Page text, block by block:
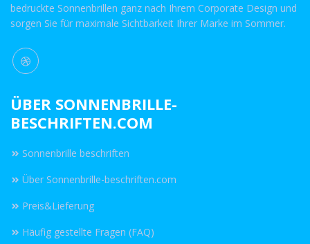
bedruckte Sonnenbrillen ganz nach Ihrem Corporate Design und
sorgen Sie für maximale Sichtbarkeit Ihrer Marke im Sommer.
ÜBER SONNENBRILLE-
BESCHRIFTEN.COM
Sonnenbrille beschriften
Über Sonnenbrille-beschriften.com
Preis&Lieferung
Häufig gestellte Fragen (FAQ)